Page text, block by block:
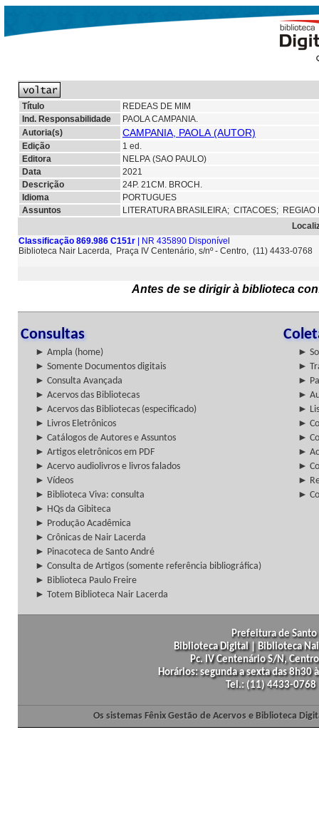
Título
REDEAS DE MIM
Ind. Responsabilidade
PAOLA CAMPANIA.
Autoria(s)
CAMPANIA, PAOLA (AUTOR)
Edição
1 ed.
Editora
NELPA (SAO PAULO)
Data
2021
Descrição
24P. 21CM. BROCH.
Idioma
PORTUGUES
Assuntos
LITERATURA BRASILEIRA; CITACOES;
Classificação 869.986 C151r | NR 435890 Disponível
Biblioteca Nair Lacerda, Praça IV Centenário, s/nº - Centro, (11) 4433-0768
Antes de se dirigir à biblioteca
Consultas
► Ampla (home)
►
► Somente Documentos digitais
►
► Consulta Avançada
►
► Acervos das Bibliotecas
►
► Acervos das Bibliotecas (especificado)
►
► Livros Eletrônicos
►
► Catálogos de Autores e Assuntos
►
► Artigos eletrônicos em PDF
►
► Acervo audiolivros e livros falados
►
► Vídeos
►
► Biblioteca Viva: consulta
►
► HQs da Gibiteca
► Produção Acadêmica
► Crônicas de Nair Lacerda
► Pinacoteca de Santo André
► Consulta de Artigos (somente referência bibliográfica)
► Biblioteca Paulo Freire
► Totem Biblioteca Nair Lacerda
Prefeitura de
Biblioteca Digital | Biblioteca
Pc. IV Centenário S/N,
Horários: segunda a sexta das
Tel.: (11) 4433-
Os sistemas Fênix Gestão de Acervos e Biblioteca